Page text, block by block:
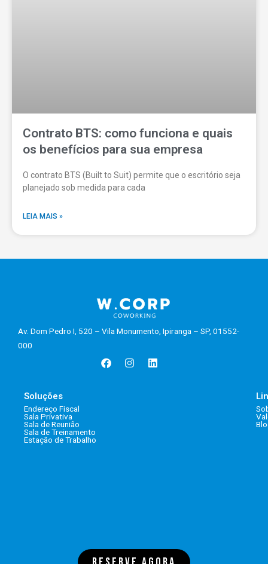
Contrato BTS: como funciona e quais
os benefícios para sua empresa
O contrato BTS (Built to Suit) permite que o escritório seja
planejado sob medida para cada
LEIA MAIS »
Av. Dom Pedro I, 520 – Vila Monumento, Ipiranga – SP, 01552-
000
Facebook
InstagramLinkedin
Soluções
Endereço Fiscal
Sala Privativa
Sala de Reunião
Sala de Treinamento
Estação de Trabalho